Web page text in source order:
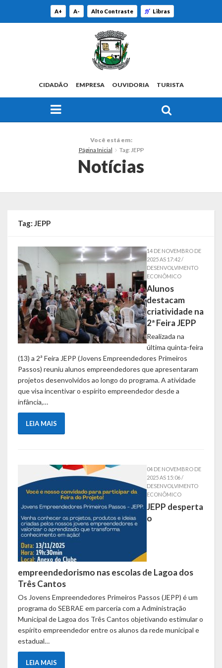
A+ A- Alto Contraste Libras
CIDADÃO EMPRESA OUVIDORIA TURISTA
Estatísticas
Governo
Administração
Ex-Administradores
Conselhos Municipais
Administração, Fazenda e Planejamento
Desenvolvimento Econômico
Desenvolvimento Social
Saúde
Cultura
Histórias
A História da Comunidade Católica Nossa Senhora de Lourdes
de Vila Seca
A História da Comunidade Evangélica de Linha Kronenthal
A história da Comunidade Católica São Paulo de Lagoa dos Três
Cantos
A História da Comunidade Evangélica de Confissão Luterana no
Brasil de Lagoa dos Três Cantos
A história marcante do Grêmio Esportivo Lagoense: uma história
Você está em:
Página Inicial
Tag: JEPP
Notícias
Tag: JEPP
14 DE NOVEMBRO DE
2025 AS 17:42 /
DESENVOLVIMENTO
ECONÔMICO
Alunos
destacam
criatividade na
2ª Feira JEPP
Realizada na
última quinta-feira
(13) a 2ª Feira JEPP (Jovens Empreendedores Primeiros
Passos) reuniu alunos empreendedores que apresentaram
projetos desenvolvidos ao longo do programa. A atividade
que visa incentivar o espírito empreendedor desde a
infância,…
LEIA MAIS
04 DE NOVEMBRO DE
2025 AS 15:06 /
DESENVOLVIMENTO
ECONÔMICO
JEPP desperta
o
empreendedorismo nas escolas de Lagoa dos
Três Cantos
Os Jovens Empreendedores Primeiros Passos (JEPP) é um
programa do SEBRAE em parceria com a Administração
Municipal de Lagoa dos Três Cantos objetivando estimular o
espírito empreendedor entre os alunos da rede municipal e
estadual…
LEIA MAIS